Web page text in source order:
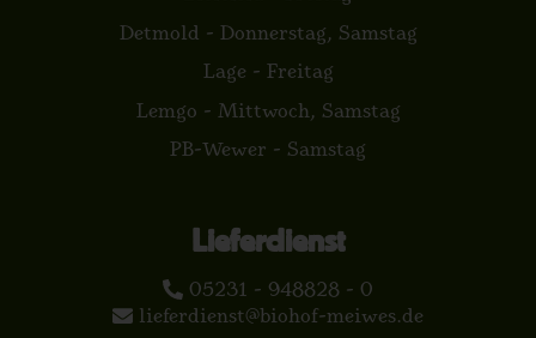
Detmold - Donnerstag, Samstag
Lage - Freitag
Lemgo - Mittwoch, Samstag
PB-Wewer - Samstag
Lieferdienst
05231 - 948828 - 0
lieferdienst@biohof-meiwes.de